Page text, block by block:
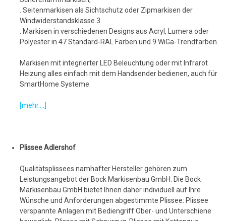
. Seitenmarkisen als Sichtschutz oder Zipmarkisen der
Windwiderstandsklasse 3
. Markisen in verschiedenen Designs aus Acryl, Lumera oder
Polyester in 47 Standard-RAL Farben und 9 WiGa-Trendfarben.
Markisen mit integrierter LED Beleuchtung oder mit Infrarot
Heizung alles einfach mit dem Handsender bedienen, auch für
SmartHome Systeme
[mehr....]
Plissee Adlershof
Qualitätsplissees namhafter Hersteller gehören zum
Leistungsangebot der Bock Markisenbau GmbH. Die Bock
Markisenbau GmbH bietet Ihnen daher individuell auf Ihre
Wünsche und Anforderungen abgestimmte Plissee: Plissee
verspannte Anlagen mit Bediengriff Ober- und Unterschiene